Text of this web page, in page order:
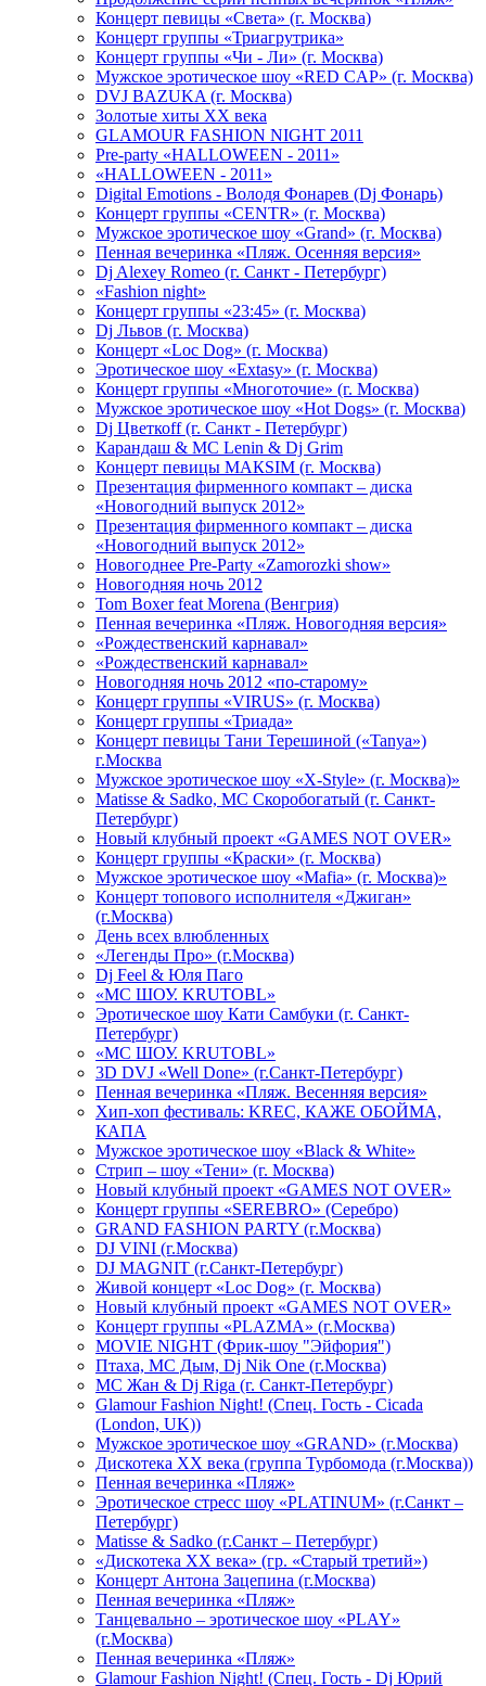
Концерт певицы «Света» (г. Москва)
Концерт группы «Триагрутрика»
Концерт группы «Чи - Ли» (г. Москва)
Мужское эротическое шоу «RED CAP» (г. Москва)
DVJ BAZUKA (г. Москва)
Золотые хиты XX века
GLAMOUR FASHION NIGHT 2011
Pre-party «HALLOWEEN - 2011»
«HALLOWEEN - 2011»
Digital Emotions - Володя Фонарев (Dj Фонарь)
Концерт группы «CENTR» (г. Москва)
Мужское эротическое шоу «Grand» (г. Москва)
Пенная вечеринка «Пляж. Осенняя версия»
Dj Alexey Romeo (г. Санкт - Петербург)
«Fashion night»
Концерт группы «23:45» (г. Москва)
Dj Львов (г. Москва)
Концерт «Loc Dog» (г. Москва)
Эротическое шоу «Extasy» (г. Москва)
Концерт группы «Многоточие» (г. Москва)
Мужское эротическое шоу «Hot Dogs» (г. Москва)
Dj Цветкоff (г. Санкт - Петербург)
Карандаш & МС Lenin & Dj Grim
Концерт певицы МАКSIМ (г. Москва)
Презентация фирменного компакт – диска
«Новогодний выпуск 2012»
Презентация фирменного компакт – диска
«Новогодний выпуск 2012»
Новогоднее Pre-Party «Zamorozki show»
Новогодняя ночь 2012
Tom Boxer feat Morena (Венгрия)
Пенная вечеринка «Пляж. Новогодняя версия»
«Рождественский карнавал»
«Рождественский карнавал»
Новогодняя ночь 2012 «по-старому»
Концерт группы «VIRUS» (г. Москва)
Концерт группы «Триада»
Концерт певицы Тани Терешиной («Tanya»)
г.Москва
Мужское эротическое шоу «X-Style» (г. Москва)»
Matissе & Sadko, MC Скоробогатый (г. Санкт-
Петербург)
Новый клубный проект «GAMES NOT OVER»
Концерт группы «Краски» (г. Москва)
Мужское эротическое шоу «Mafia» (г. Москва)»
Концерт топового исполнителя «Джиган»
(г.Москва)
День всех влюбленных
«Легенды Про» (г.Москва)
Dj Feel & Юля Паго
«МС ШОУ. KRUTOBL»
Эротическое шоу Кати Самбуки (г. Санкт-
Петербург)
«МС ШОУ. KRUTOBL»
3D DVJ «Well Done» (г.Санкт-Петербург)
Пенная вечеринка «Пляж. Весенняя версия»
Хип-хоп фестиваль: KREC, КАЖЕ ОБОЙМА,
КАПА
Мужское эротическое шоу «Black & White»
Стрип – шоу «Тени» (г. Москва)
Новый клубный проект «GAMES NOT OVER»
Концерт группы «SEREBRO» (Серебро)
GRAND FASHION PARTY (г.Москва)
DJ VINI (г.Москва)
DJ MAGNIT (г.Санкт-Петербург)
Живой концерт «Loc Dog» (г. Москва)
Новый клубный проект «GAMES NOT OVER»
Концерт группы «PLAZMA» (г.Москва)
MOVIE NIGHT (Фрик-шоу "Эйфория")
Птаха, МС Дым, Dj Nik One (г.Москва)
МС Жан & Dj Riga (г. Санкт-Петербург)
Glamour Fashion Night! (Спец. Гость - Cicada
(London, UK))
Мужское эротическое шоу «GRAND» (г.Москва)
Дискотека XX века (группа Турбомода (г.Москва))
Пенная вечеринка «Пляж»
Эротическое стресс шоу «PLATINUM» (г.Санкт –
Петербург)
Matisse & Sadko (г.Санкт – Петербург)
«Дискотека ХХ века» (гр. «Старый третий»)
Концерт Антона Зацепина (г.Москва)
Пенная вечеринка «Пляж»
Танцевально – эротическое шоу «PLAY»
(г.Москва)
Пенная вечеринка «Пляж»
Glamour Fashion Night! (Спец. Гость - Dj Юрий